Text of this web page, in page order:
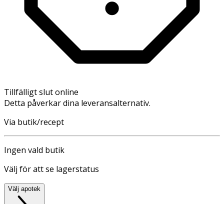
Tillfälligt slut online
Detta påverkar dina leveransalternativ.
Via butik/recept
Ingen vald butik
Välj för att se lagerstatus
Välj apotek